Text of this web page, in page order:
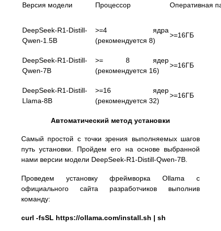
Версия модели Процессор Оперативная
DeepSeek-R1-Distill-
Qwen-1.5B
>=4 ядра
(рекомендуется 8)
>=16ГБ
DeepSeek-R1-Distill-
Qwen-7B
>= 8 ядер
(рекомендуется 16)
>=16ГБ
DeepSeek-R1-Distill-
Llama-8B
>=16 ядер
(рекомендуется 32)
>=16ГБ
Автоматический метод установки
Самый простой с точки зрения выполняемых шагов
путь установки. Пройдем его на основе выбранной
нами версии модели DeepSeek-R1-Distill-Qwen-7B.
Проведем установку фреймворка Ollama с
официального сайта разработчиков выполнив
команду:
curl -fsSL https://ollama.com/install.sh | sh